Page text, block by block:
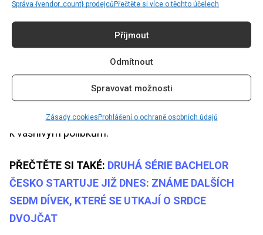
Správa {vendor_count} prodejcůPřečtěte si více o těchto účelech
Příjmout
Odmítnout
Spravovat možnosti
Zásady cookiesProhlášení o ochraně osobních údajů
Pro Stellu si Míra připravil adrenalinovou jízdu na
bugině. Dívka ho mile překvapila vlastnoručně
upečeným závinem. Při odpočinkovém pikniku si
povídali o společné budoucnosti. Stella prozradila, že
by chtěla mít dvě děti. Míra jí řekl, že je připraven na
založení nové rodiny. Následnou romantickou chvíli
v bazénu vzala Stella do svých rukou a odhodlala se
k vášnivým polibkům.
PŘEČTĚTE SI TAKÉ: DRUHÁ SÉRIE BACHELOR
ČESKO STARTUJE JIŽ DNES: ZNÁME DALŠÍCH
SEDM DÍVEK, KTERÉ SE UTKAJÍ O SRDCE
DVOJČAT